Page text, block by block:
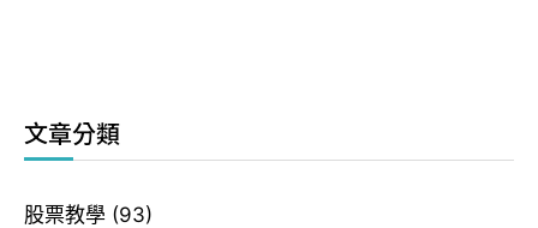
文章分類
股票教學 (93)